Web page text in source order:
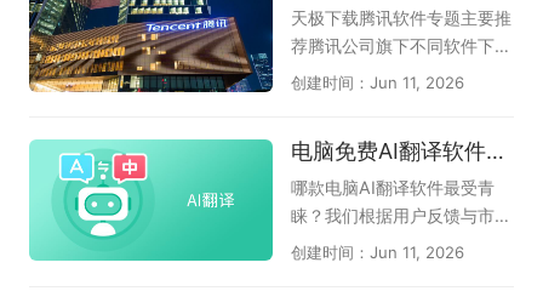
人而言，熟练使用CAD软件至
关重要，可以提高工作效率，
选出的电脑专业CAD软件大
D、BIM模型、天正建筑等各
版本二维和三维CAD图纸，希
望对各位有帮助！
2345加速浏览器等，总有一
款适合你！
（如QQ浏览器、猎豹浏览
器、联想浏览器）；第2种：
以AI驱动的浏览器，直接告诉
答；辅助视频、音频、网页、
文档阅读；和第1种区别差不
多，只是重点突出了AI功能；
浏览器、小白AI浏览器）；第
天极下载腾讯软件专题主要推
荐腾讯公司旗下不同软件下载
需求，大家可以根据自己需要
家、腾讯视频、腾讯会议、Q
Q音乐、腾讯文档、QQ游戏
大厅、QQ浏览器、QQ输入
法、FoxMail等多款软件，只
要你有需求，在这里都能找
创建时间：Jun 11, 2026
电脑免费AI翻译软件盘点
哪款电脑AI翻译软件最受青
睐？我们根据用户反馈与市场
热度，整理了本年度备受关注
创建时间：Jun 11, 2026